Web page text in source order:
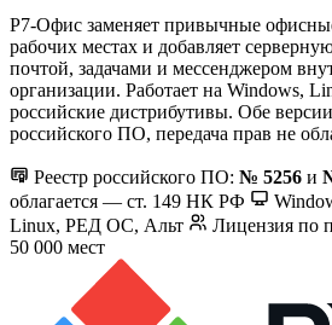
Р7-Офис заменяет привычные
рабочих местах и добавляет
почтой, задачами и мессенджером
организации. Работает на Windows,
российские дистрибутивы. Обе
российского ПО, передача прав не
Реестр российского ПО: № 5256 и
облагается — ст. 149 НК РФ
Linux, РЕД ОС, Альт
Лицензия по
50 000 мест